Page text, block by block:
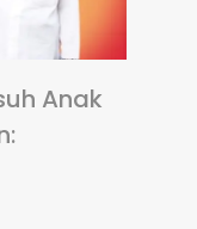
Anak